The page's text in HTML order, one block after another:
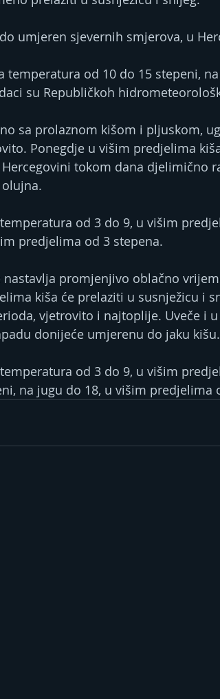
umjeren sjevernih smjerova, u
temperatura od 10 do 15 stepeni,
su Republičkoh
sa prolaznom kišom i pljuskom,
Ponegdje u višim predjelima
tokom dana djelimično
od 3 do 9, u višim
predjelima od 3 stepena.
nastavlja promjenjivo oblačno
kiša će prelaziti u susnježicu i
vjetrovito i najtoplije. Uveče i
donijeće umjerenu do jaku kišu.
od 3 do 9, u višim
na jugu do 18, u višim predjelima